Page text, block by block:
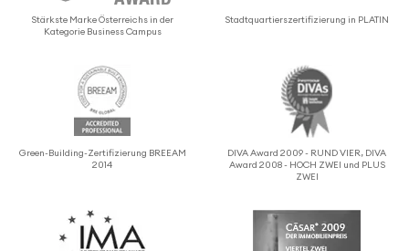
Stärkste Marke Öster­reichs in der
Kategorie Business Campus
Stadt­quar­tier­s­zer­ti­fi­zie­rung in PLATIN
Green-Building-Zerti­fi­zie­rung BREEAM
2014
DIVA Award 2009 - RUND VIER, DIVA
Award 2008 - HOCH ZWEI und PLUS
ZWEI